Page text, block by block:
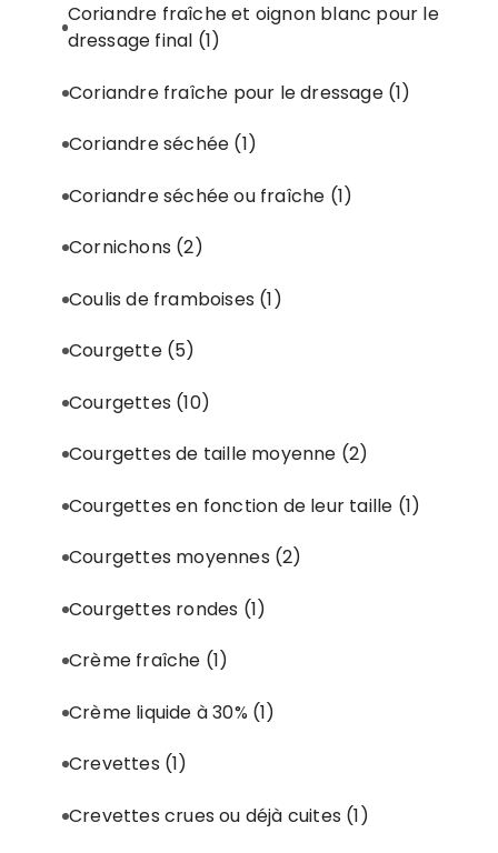
Coriandre fraîche et oignon blanc pour le
dressage final (1)
Coriandre fraîche pour le dressage (1)
Coriandre séchée (1)
Coriandre séchée ou fraîche (1)
Cornichons (2)
Coulis de framboises (1)
Courgette (5)
Courgettes (10)
Courgettes de taille moyenne (2)
Courgettes en fonction de leur taille (1)
Courgettes moyennes (2)
Courgettes rondes (1)
Crème fraîche (1)
Crème liquide à 30% (1)
Crevettes (1)
Crevettes crues ou déjà cuites (1)